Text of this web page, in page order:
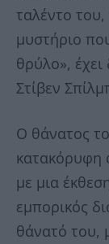
ταλέντο
μυστήριο
θρύλο»,
Στίβεν
Ο θάνατος
κατακόρυφη
με μια
εμπορικός
θάνατό του,